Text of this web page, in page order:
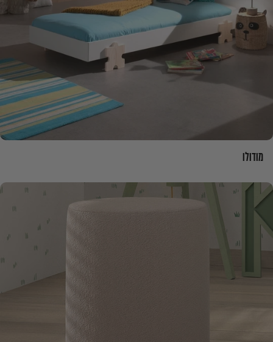
מודולו